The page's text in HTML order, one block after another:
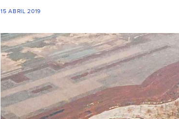
15 ABRIL 2019